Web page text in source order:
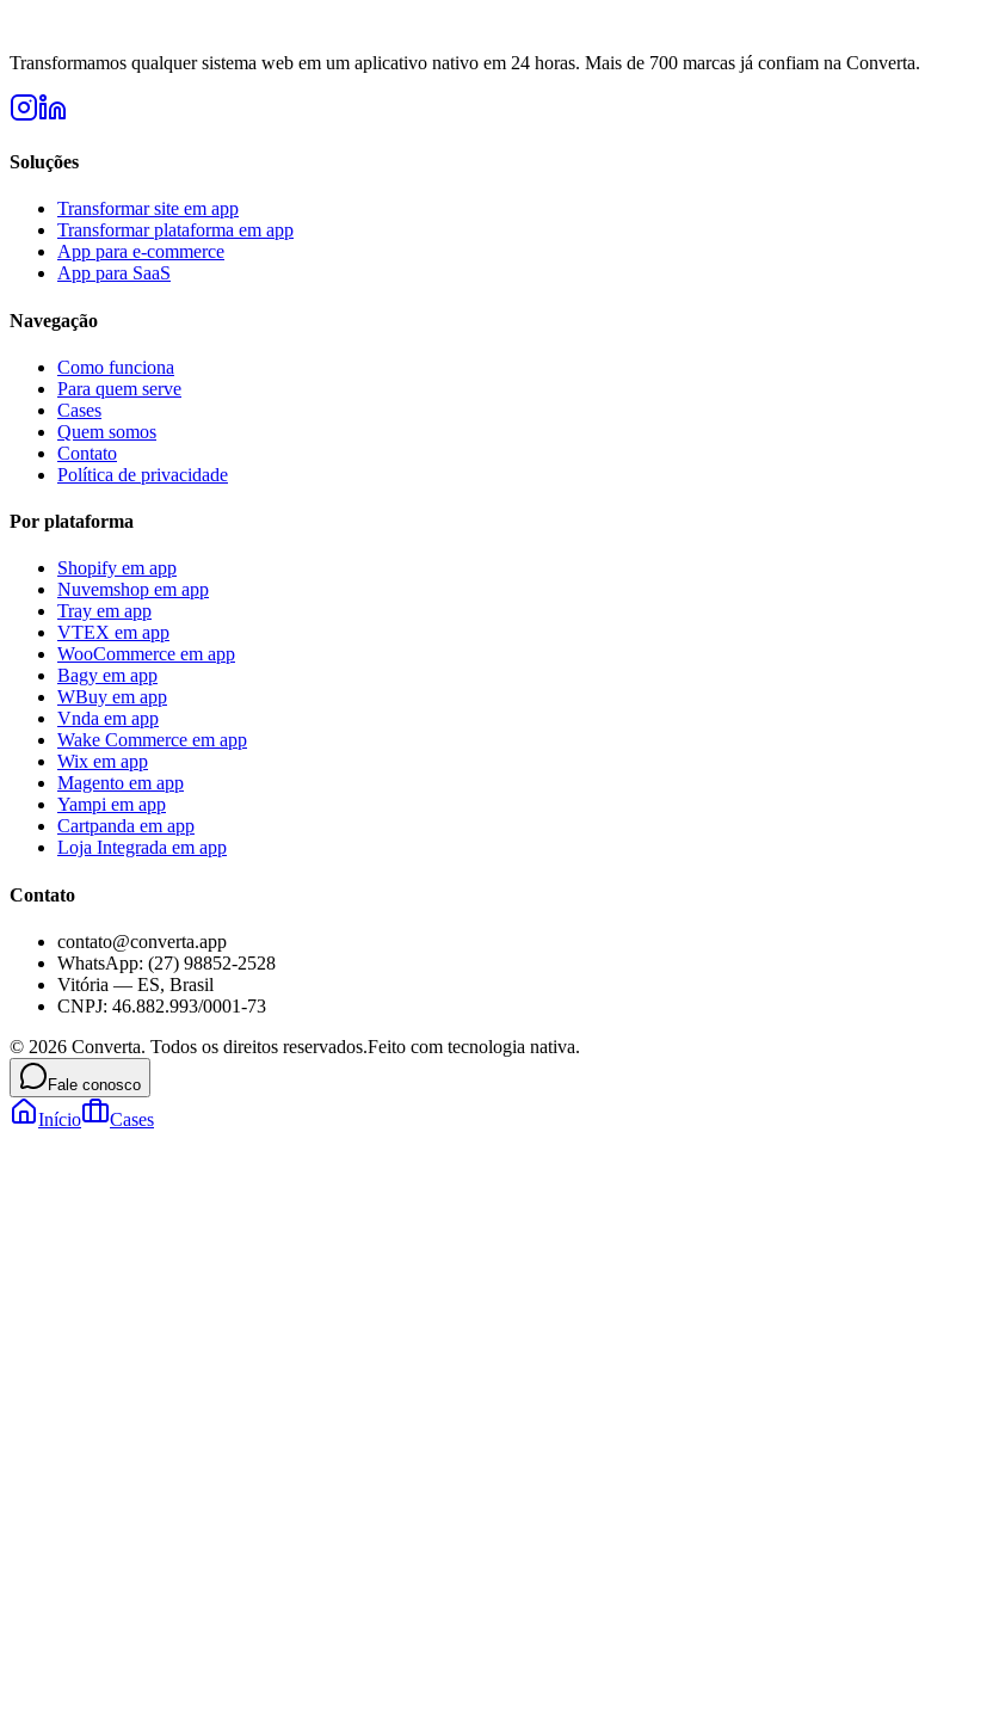
Transformamos qualquer sistema web em um aplicativo nativo em 24 horas. Mais de 700 marcas já confiam na Converta.
Soluções
Transformar site em app
Transformar plataforma em app
App para e-commerce
App para SaaS
Navegação
Como funciona
Para quem serve
Cases
Quem somos
Contato
Política de privacidade
Por plataforma
Shopify em app
Nuvemshop em app
Tray em app
VTEX em app
WooCommerce em app
Bagy em app
WBuy em app
Vnda em app
Wake Commerce em app
Wix em app
Magento em app
Yampi em app
Cartpanda em app
Loja Integrada em app
Contato
contato@converta.app
WhatsApp: (27) 98852-2528
Vitória — ES, Brasil
CNPJ: 46.882.993/0001-73
© 2026 Converta. Todos os direitos reservados.Feito com tecnologia nativa.
Fale conosco
Início Cases